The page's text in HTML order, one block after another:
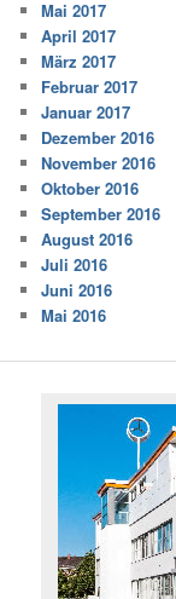
Mai 2017
April 2017
März 2017
Februar 2017
Januar 2017
Dezember 2016
November 2016
Oktober 2016
September 2016
August 2016
Juli 2016
Juni 2016
Mai 2016